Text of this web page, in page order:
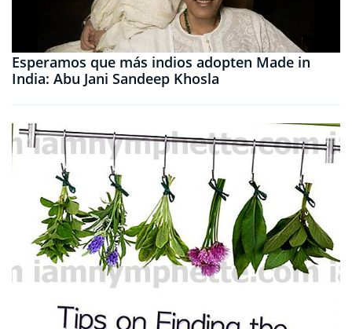
Esperamos que más indios adopten Made in
India: Abu Jani Sandeep Khosla